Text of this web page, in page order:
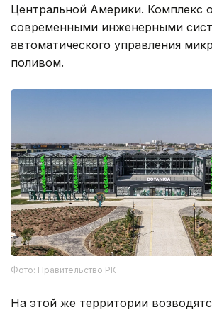
Центральной Америки. Комплекс
современными инженерными
автоматического управления
поливом.
Фото: Правительство РК
На этой же территории